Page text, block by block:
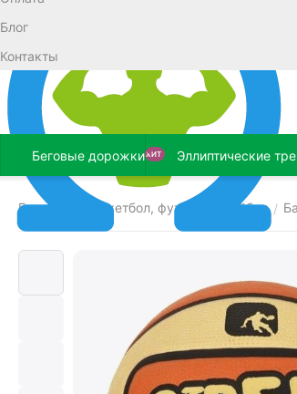
Блог
Контакты
Беговые дорожкиХИТ Эллиптические
Главная Баскетбол, футбол, волейбол /